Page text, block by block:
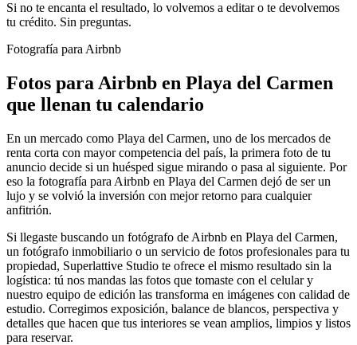
Si no te encanta el resultado, lo volvemos a editar o te devolvemos
tu crédito. Sin preguntas.
Fotografía para Airbnb
Fotos para Airbnb en Playa del Carmen
que llenan tu calendario
En un mercado como Playa del Carmen, uno de los mercados de
renta corta con mayor competencia del país, la primera foto de tu
anuncio decide si un huésped sigue mirando o pasa al siguiente. Por
eso la fotografía para Airbnb en Playa del Carmen dejó de ser un
lujo y se volvió la inversión con mejor retorno para cualquier
anfitrión.
Si llegaste buscando un fotógrafo de Airbnb en Playa del Carmen,
un fotógrafo inmobiliario o un servicio de fotos profesionales para tu
propiedad, Superlattive Studio te ofrece el mismo resultado sin la
logística: tú nos mandas las fotos que tomaste con el celular y
nuestro equipo de edición las transforma en imágenes con calidad de
estudio. Corregimos exposición, balance de blancos, perspectiva y
detalles que hacen que tus interiores se vean amplios, limpios y listos
para reservar.